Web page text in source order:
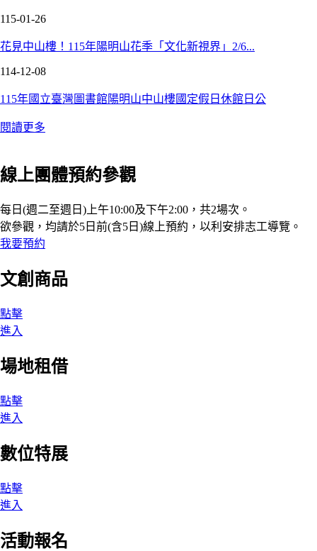
115-01-26
花見中山樓！115年陽明山花季「文化新視界」2/6...
114-12-08
115年國立臺灣圖書館陽明山中山樓國定假日休館日公
閱讀更多
線上團體預約參觀
每日(週二至週日)上午10:00及下午2:00，共2場次。
欲參觀，均請於5日前(含5日)線上預約，以利安排志工導覽。
我要預約
文創商品
點擊
進入
場地租借
點擊
進入
數位特展
點擊
進入
活動報名